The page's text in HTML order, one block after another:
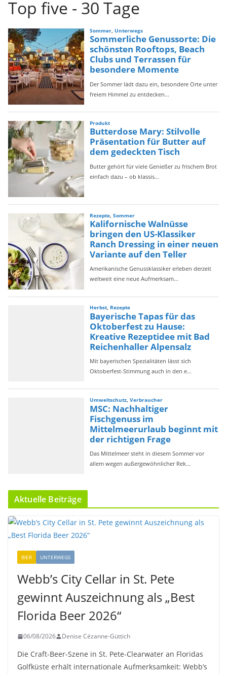
o
r
i
e
n
Top five - 30 Tage
Aktuelle Beiträge
BIER UNTERWEGS
Webb’s City Cellar in St. Pete
gewinnt Auszeichnung als „Best
Florida Beer 2026“
06/08/2026 Denise Cézanne-Güttich
Die Craft-Beer-Szene in St. Pete-Clearwater an Floridas
Golfküste erhält internationale Aufmerksamkeit: Webb’s